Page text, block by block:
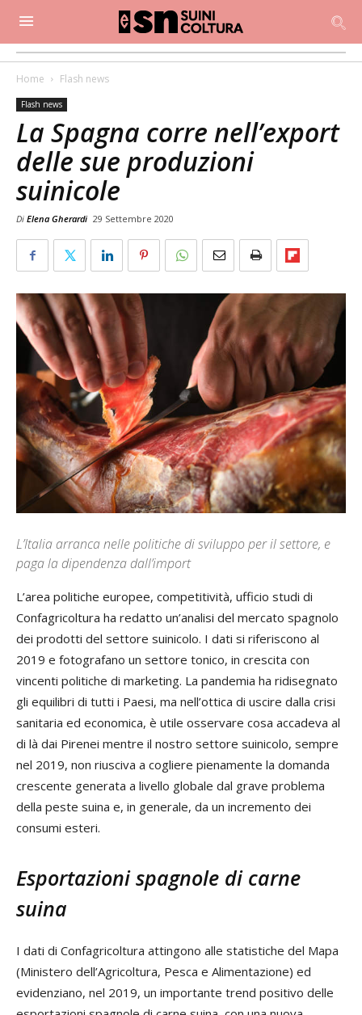
Home Flash news
Flash news
La Spagna corre nell’export
delle sue produzioni
suinicole
Di Elena Gherardi 29 Settembre 2020
L’Italia arranca nelle politiche di sviluppo per il settore, e
paga la dipendenza dall’import
L’area politiche europee, competitività, ufficio studi di
Confagricoltura ha redatto un’analisi del mercato spagnolo
dei prodotti del settore suinicolo. I dati si riferiscono al
2019 e fotografano un settore tonico, in crescita con
vincenti politiche di marketing. La pandemia ha ridisegnato
gli equilibri di tutti i Paesi, ma nell’ottica di uscire dalla crisi
sanitaria ed economica, è utile osservare cosa accadeva al
di là dai Pirenei mentre il nostro settore suinicolo, sempre
nel 2019, non riusciva a cogliere pienamente la domanda
crescente generata a livello globale dal grave problema
della peste suina e, in generale, da un incremento dei
consumi esteri.
Esportazioni spagnole di carne
suina
I dati di Confagricoltura attingono alle statistiche del Mapa
(Ministero dell’Agricoltura, Pesca e Alimentazione) ed
evidenziano, nel 2019, un importante trend positivo delle